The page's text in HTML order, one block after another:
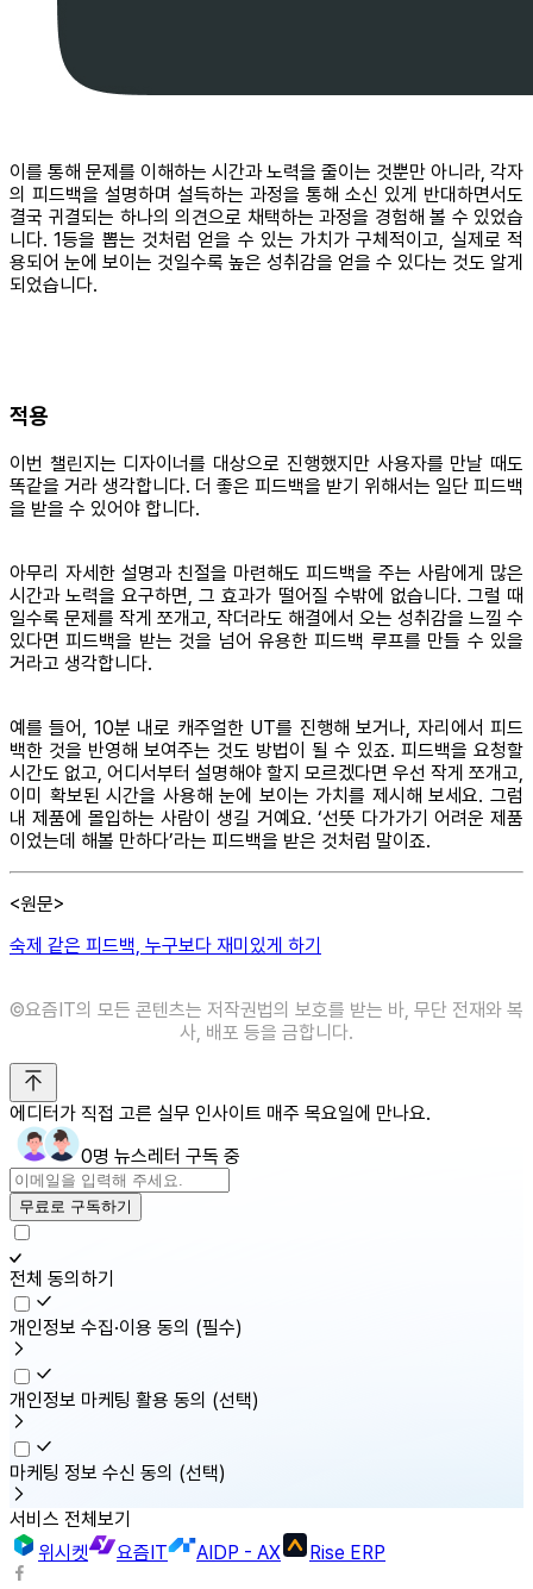
이를 통해 문제를 이해하는 시간과 노력을 줄이는 것뿐만 아니라, 각자
의 피드백을 설명하며 설득하는 과정을 통해 소신 있게 반대하면서도
결국 귀결되는 하나의 의견으로 채택하는 과정을 경험해 볼 수 있었습
니다. 1등을 뽑는 것처럼 얻을 수 있는 가치가 구체적이고, 실제로 적
용되어 눈에 보이는 것일수록 높은 성취감을 얻을 수 있다는 것도 알게
되었습니다.
적용
이번 챌린지는 디자이너를 대상으로 진행했지만 사용자를 만날 때도
똑같을 거라 생각합니다. 더 좋은 피드백을 받기 위해서는 일단 피드백
을 받을 수 있어야 합니다.
아무리 자세한 설명과 친절을 마련해도 피드백을 주는 사람에게 많은
시간과 노력을 요구하면, 그 효과가 떨어질 수밖에 없습니다. 그럴 때
일수록 문제를 작게 쪼개고, 작더라도 해결에서 오는 성취감을 느낄 수
있다면 피드백을 받는 것을 넘어 유용한 피드백 루프를 만들 수 있을
거라고 생각합니다.
예를 들어, 10분 내로 캐주얼한 UT를 진행해 보거나, 자리에서 피드
백한 것을 반영해 보여주는 것도 방법이 될 수 있죠. 피드백을 요청할
시간도 없고, 어디서부터 설명해야 할지 모르겠다면 우선 작게 쪼개고,
이미 확보된 시간을 사용해 눈에 보이는 가치를 제시해 보세요. 그럼
내 제품에 몰입하는 사람이 생길 거예요. ‘선뜻 다가가기 어려운 제품
이었는데 해볼 만하다’라는 피드백을 받은 것처럼 말이죠.
<원문>
숙제 같은 피드백, 누구보다 재미있게 하기
©️요즘IT의 모든 콘텐츠는 저작권법의 보호를 받는 바, 무단 전재와 복
사, 배포 등을 금합니다.
에디터가 직접 고른 실무 인사이트 매주 목요일에 만나요.
0명 뉴스레터 구독 중
무료로 구독하기
전체 동의하기
개인정보 수집·이용 동의 (필수)
개인정보 마케팅 활용 동의 (선택)
마케팅 정보 수신 동의 (선택)
서비스 전체보기
위시켓
요즘IT AIDP - AX Rise ERP